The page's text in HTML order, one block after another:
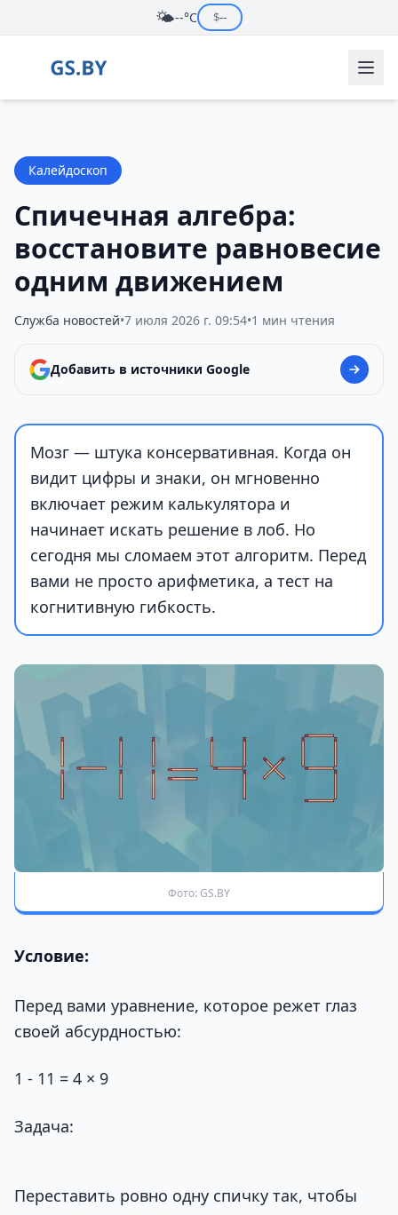
🌤️--°C $--
Калейдоскоп
Спичечная алгебра:
восстановите равновесие
одним движением
Служба новостей•7 июля 2026 г. 09:54•1 мин чтения
Добавить в источники Google
Мозг — штука консервативная. Когда он
видит цифры и знаки, он мгновенно
включает режим калькулятора и
начинает искать решение в лоб. Но
сегодня мы сломаем этот алгоритм. Перед
вами не просто арифметика, а тест на
когнитивную гибкость.
Фото: GS.BY
Условие:
Перед вами уравнение, которое режет глаз
своей абсурдностью:
1 - 11 = 4 × 9
Задача:
Переставить ровно одну спичку так, чтобы